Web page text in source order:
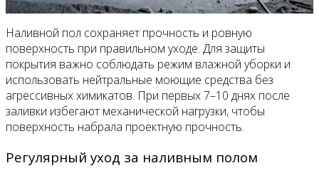
Наливной пол сохраняет прочность и ровную
поверхность при правильном уходе. Для защиты
покрытия важно соблюдать режим влажной уборки и
использовать нейтральные моющие средства без
агрессивных химикатов. При первых 7–10 днях после
заливки избегают механической нагрузки, чтобы
поверхность набрала проектную прочность.
Регулярный уход за наливным полом